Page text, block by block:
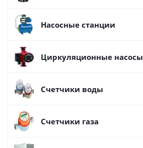
Насосные станции
Циркуляционные насосы
Счетчики воды
Счетчики газа